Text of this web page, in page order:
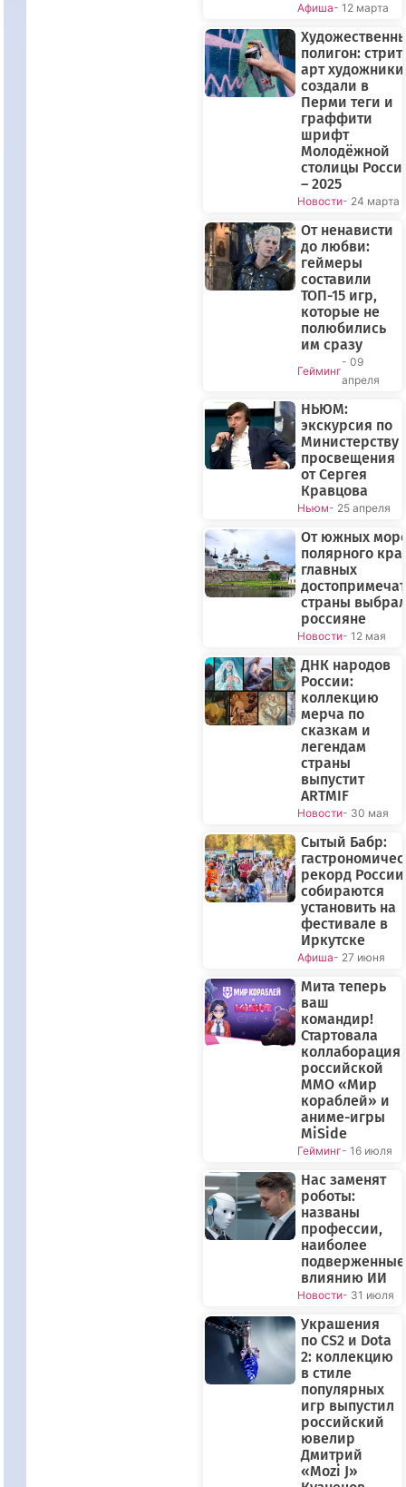
Афиша- 12 марта
полигон:
арт художники
создали в
Перми теги и
граффити
шрифт
Молодёжной
столицы
– 2025
Новости- 24 марта
От ненависти
до любви:
геймеры
составили
ТОП-15 игр,
которые не
полюбились
им сразу
Гейминг
- 09
апреля
НЬЮМ:
экскурсия по
Министерству
просвещения
от Сергея
Кравцова
Ньюм- 25 апреля
От южных
полярного
главных
страны
россияне
Новости- 12 мая
ДНК народов
России:
коллекцию
мерча по
сказкам и
легендам
страны
выпустит
ARTMIF
Новости- 30 мая
Сытый Бабр:
рекорд России
собираются
установить на
фестивале в
Иркутске
Афиша- 27 июня
Мита теперь
ваш
командир!
Стартовала
коллаборация
российской
ММО «Мир
кораблей» и
аниме-игры
MiSide
Гейминг- 16 июля
Нас заменят
роботы:
названы
профессии,
наиболее
подверженные
влиянию ИИ
Новости- 31 июля
Украшения
по CS2 и Dota
2: коллекцию
в стиле
популярных
игр выпустил
российский
ювелир
Дмитрий
«Mozi J»